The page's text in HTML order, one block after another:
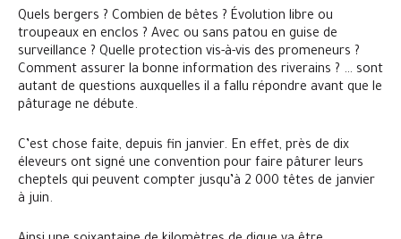
Quels bergers ? Combien de bêtes ? Évolution libre ou
troupeaux en enclos ? Avec ou sans patou en guise de
surveillance ? Quelle protection vis-à-vis des promeneurs ?
Comment assurer la bonne information des riverains ? … sont
autant de questions auxquelles il a fallu répondre avant que le
pâturage ne débute.
C’est chose faite, depuis fin janvier. En effet, près de dix
éleveurs ont signé une convention pour faire pâturer leurs
cheptels qui peuvent compter jusqu’à 2 000 têtes de janvier
à juin.